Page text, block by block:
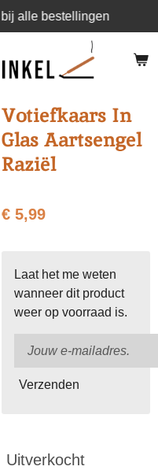
alle bestellingen
Votiefkaars In
Glas Aartsengel
Raziël
€ 5,99
Laat het me weten
wanneer dit product
weer op voorraad is.
Verzenden
Uitverkocht